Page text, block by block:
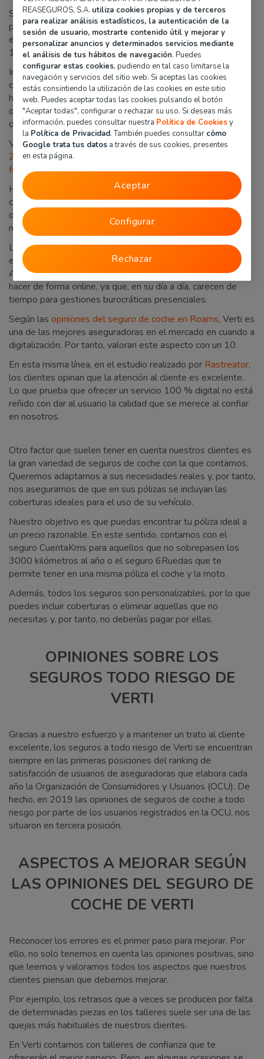
Según el estudio realizado por el comparadorRoams, la
puntuación en el mes de marzo 2024 es de 8,7 sobre 10 y,
en concreto, la asistencia ha sido valorada con un 9 sobre
10.
Incluso si eliges la opción de contratar un seguro a terceros,
contarás con una asistencia en carretera completa. De
hecho, está incluido el remolque del vehículo, mientras que
otras aseguradoras te exigen pagar un plus para disponer
de esta cobertura.
Verti cuenta con variosteléfonos disponibles de asistencia
24 horaso, si lo prefieres, puedes
forma online.
Hoy en día la instantaneidad y la comodidad a la hora de
contratar un servicio es clave. Por ello, trabajamos
duramente en la mejora constante de la digitalización de
nuestros servicios.
Lasopiniones de nuestros clientes en Ekomidestacan que
el proceso de contratación digital es muy ágil y sencillo.
Además, muchos valoran que todos los trámites se puedan
hacer de forma online, ya que, en su día a día, carecen de
tiempo para gestiones burocráticas presenciales.
Según las opiniones del seguro de coche en Roams, Verti es
una de las mejores aseguradoras en el mercado en cuando a
digitalización. Por tanto, valoran este aspecto con un 10.
En esta misma línea, en el estudio realizado por Rastreator,
los clientes opinan que la atención al cliente es excelente.
Lo que prueba que ofrecer un servicio 100 % digital no está
reñido con dar al usuario la calidad que se merece al confiar
en nosotros.
Otro factor que suelen tener en cuenta nuestros clientes es
la gran variedad de seguros de coche con la que contamos.
Queremos adaptarnos a sus necesidades reales y, por tanto,
nos aseguramos de que en sus pólizas se incluyan las
coberturas ideales para el uso de su vehículo.
Nuestro objetivo es que puedas encontrar tu póliza ideal a
un precio razonable. En este sentido, contamos con el
seguro CuentaKms para aquellos que no sobrepasen los
3000 kilómetros al año o el seguro 6Ruedas que te
permite tener en una misma póliza el coche y la moto.
Además, todos los seguros son personalizables, por lo que
puedes incluir coberturas o eliminar aquellas que no
necesitas y, por tanto, no deberías pagar por ellas.
OPINIONES SOBRE LOS
SEGUROS TODO RIESGO DE
VERTI
Gracias a nuestro esfuerzo y a mantener un trato al cliente
excelente, los seguros a todo riesgo de Verti se encuentran
siempre en las primeras posiciones del ranking de
satisfacción de usuarios de aseguradoras que elabora cada
año la Organización de Consumidores y Usuarios (OCU). De
hecho, en 2019 las opiniones de seguros de coche a todo
riesgo por parte de los usuarios registrados en la OCU, nos
situaron en tercera posición.
ASPECTOS A MEJORAR SEGÚN
LAS OPINIONES DEL SEGURO DE
COCHE DE VERTI
Reconocer los errores es el primer paso para mejorar. Por
ello, no solo tenemos en cuenta las opiniones positivas, sino
que leemos y valoramos todos los aspectos que nuestros
clientes piensan que debemos mejorar.
Por ejemplo, los retrasos que a veces se producen por falta
de determinadas piezas en los talleres suele ser una de las
quejas más habituales de nuestros clientes.
En Verti contamos con talleres de confianza que te
REASEGUROS, S.A. utiliza cookies propias y de terceros
para realizar análisis estadísticos, la autenticación de la
sesión de usuario, mostrarte contenido útil y mejorar y
personalizar anuncios y determinados servicios mediante
el análisis de tus hábitos de navegación. Puedes
configurar estas cookies, pudiendo en tal caso limitarse la
navegación y servicios del sitio web. Si aceptas las cookies
estás consintiendo la utilización de las cookies en este sitio
web. Puedes aceptar todas las cookies pulsando el botón
"Aceptar todas", configurar o rechazar su uso. Si deseas más
información, puedes consultar nuestra Política de Cookiesy
la Política de Privacidad. También puedes consultar cómo
Google trata tus datos a través de sus cookies, presentes
en esta página.
Rechazar
Aceptar
Configurar